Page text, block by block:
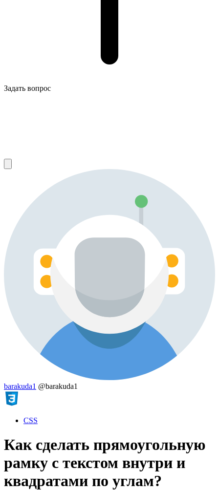
Задать вопрос
barakuda1 @barakuda1
CSS
Как сделать прямоугольную
рамку с текстом внутри и
квадратами по углам?